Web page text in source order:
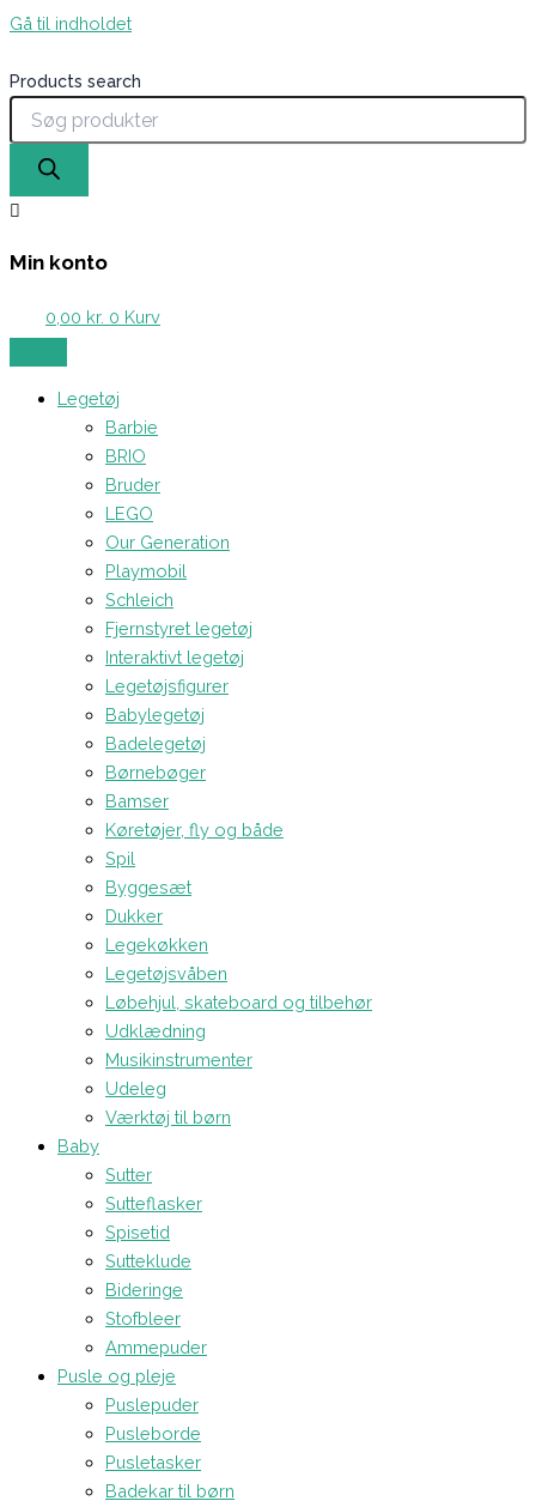
Gå til indholdet
Products search
Min konto
0,00 kr. 0 Kurv
Legetøj
Barbie
BRIO
Bruder
LEGO
Our Generation
Playmobil
Schleich
Fjernstyret legetøj
Interaktivt legetøj
Legetøjsfigurer
Babylegetøj
Badelegetøj
Børnebøger
Bamser
Køretøjer, fly og både
Spil
Byggesæt
Dukker
Legekøkken
Legetøjsvåben
Løbehjul, skateboard og tilbehør
Udklædning
Musikinstrumenter
Udeleg
Værktøj til børn
Baby
Sutter
Sutteflasker
Spisetid
Sutteklude
Bideringe
Stofbleer
Ammepuder
Pusle og pleje
Puslepuder
Pusleborde
Pusletasker
Badekar til børn